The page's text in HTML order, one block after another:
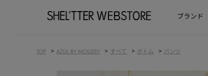
ブランド
TOP > AZUL BY MOUSSY > すべて > ボトム > パンツ